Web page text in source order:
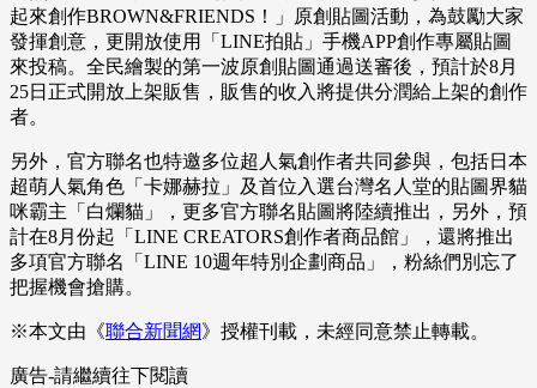
起來創作BROWN&FRIENDS！」原創貼圖活動，為鼓勵大家
發揮創意，更開放使用「LINE拍貼」手機APP創作專屬貼圖
來投稿。全民繪製的第一波原創貼圖通過送審後，預計於8月
25日正式開放上架販售，販售的收入將提供分潤給上架的創作
者。
另外，官方聯名也特邀多位超人氣創作者共同參與，包括日本
超萌人氣角色「卡娜赫拉」及首位入選台灣名人堂的貼圖界貓
咪霸主「白爛貓」，更多官方聯名貼圖將陸續推出，另外，預
計在8月份起「LINE CREATORS創作者商品館」，還將推出
多項官方聯名「LINE 10週年特別企劃商品」，粉絲們別忘了
把握機會搶購。
※本文由《聯合新聞網》授權刊載，未經同意禁止轉載。
廣告-請繼續往下閱讀